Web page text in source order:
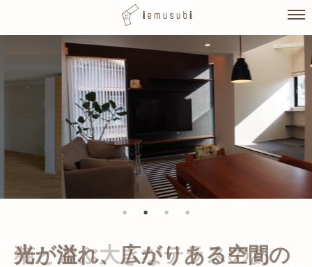
光が溢れ、広がりある空間の